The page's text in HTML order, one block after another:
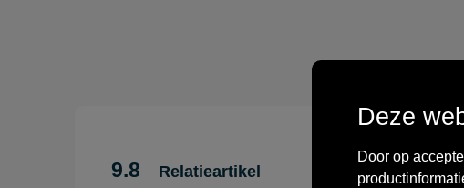
9.8 Relatieartikel
Hoogenboom/
Artikelen. Het
Deze
Door op